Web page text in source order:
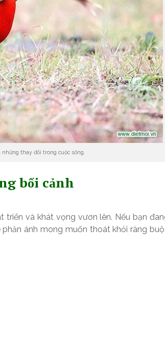
thay đổi trong cuộc sống.
bối cảnh
và khát vọng vươn lên. Nếu bạn
ánh mong muốn thoát khỏi ràng